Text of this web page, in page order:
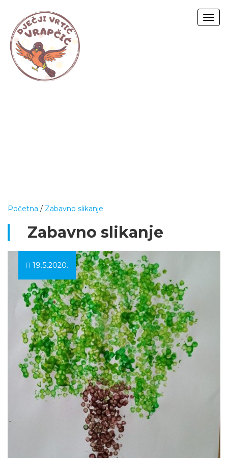
Početna / Zabavno slikanje
Zabavno slikanje
19.5.2020.